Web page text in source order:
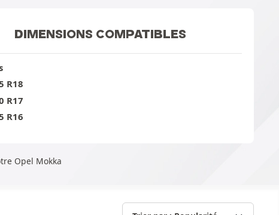
DIMENSIONS COMPATIBLES
R18
R17
R16
Opel Mokka